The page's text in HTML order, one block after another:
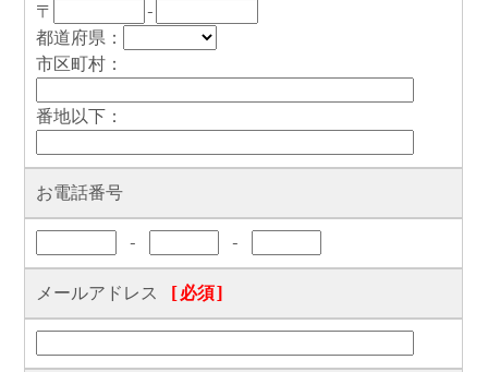
〒
-
都道府県：
市区町村：
番地以下：
お電話番号
- -
メールアドレス [必須]